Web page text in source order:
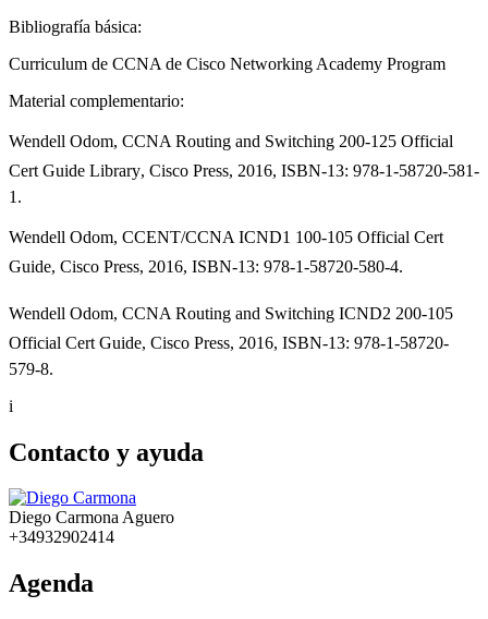
Bibliografía básica:
Curriculum de CCNA de Cisco Networking Academy Program
Material complementario:
Wendell Odom, CCNA Routing and Switching 200-125 Official
Cert Guide Library, Cisco Press, 2016, ISBN-13: 978-1-58720-581-
1.
Wendell Odom, CCENT/CCNA ICND1 100-105 Official Cert
Guide, Cisco Press, 2016, ISBN-13: 978-1-58720-580-4.
Wendell Odom, CCNA Routing and Switching ICND2 200-105
Official Cert Guide, Cisco Press, 2016, ISBN-13: 978-1-58720-
579-8.
i
Contacto y ayuda
Diego Carmona Aguero
+34932902414
Agenda